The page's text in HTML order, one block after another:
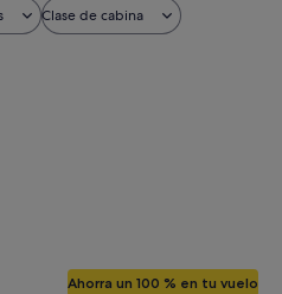
Clase de cabina
Ahorra un 100 % en tu vuelo